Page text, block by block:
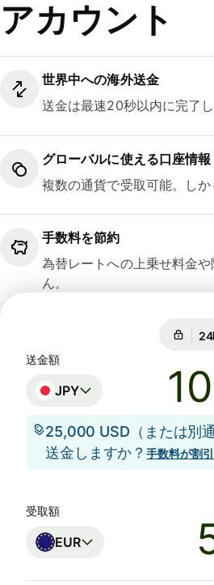
アカウント
世界中への海外送金
送金は最速20秒以内に完了し
グローバルに使える口座情報
複数の通貨で受取可能。しか
手数料を節約
為替レートへの上乗せ料金
ん。
送金額
JPY
25,000 USD（または別
送金しますか？手数料が割
受取額
EUR